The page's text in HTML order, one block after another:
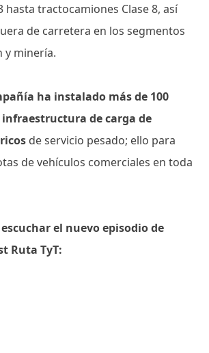
hasta tractocamiones Clase 8, así
de carretera en los segmentos
y minería.
ha instalado más de 100
de carga de
de servicio pesado; ello para
de vehículos comerciales en toda
el nuevo episodio de
Ruta TyT: